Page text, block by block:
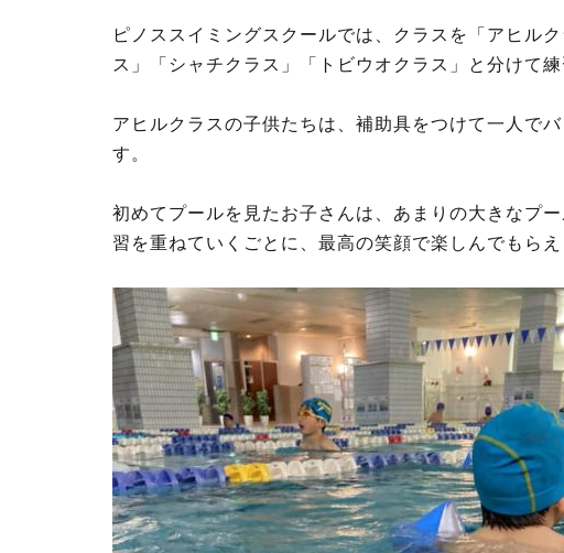
ピノススイミングスクールでは、クラスを「アヒル
ス」「シャチクラス」「トビウオクラス」と分けて練
アヒルクラスの子供たちは、補助具をつけて一人で
す。
初めてプールを見たお子さんは、あまりの大きなプ
習を重ねていくごとに、最高の笑顔で楽しんでもらえ